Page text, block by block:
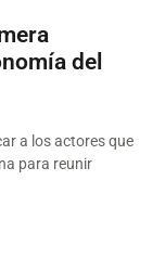
del
a los actores que
para reunir